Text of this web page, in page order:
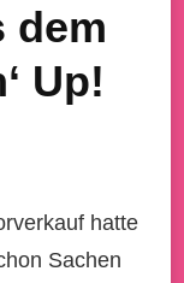
dem
Up!
hatte
Sachen